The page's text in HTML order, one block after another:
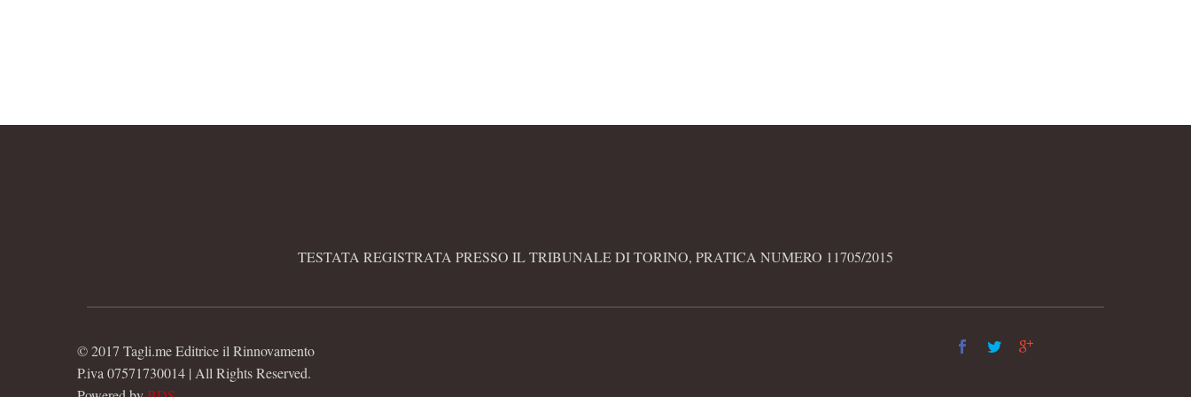
TESTATA REGISTRATA PRESSO IL TRIBUNALE DI TORINO, PRATICA NUMERO 11705/2015
© 2017 Tagli.me Editrice il Rinnovamento
P.iva 07571730014 | All Rights Reserved.